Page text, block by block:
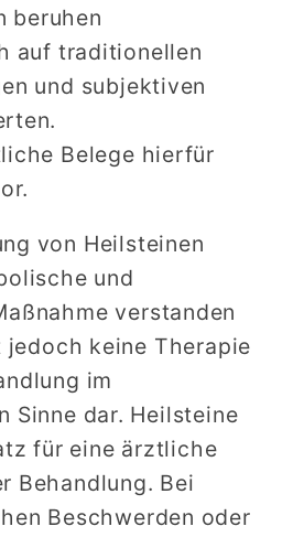
beruhen
auf traditionellen
und subjektiven
Belege hierfür
von Heilsteinen
und
verstanden
keine Therapie
im
Sinne dar. Heilsteine
für eine ärztliche
Behandlung. Bei
Beschwerden oder